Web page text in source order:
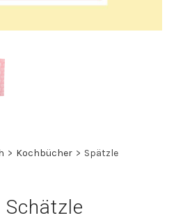
> Kochbücher > Spätzle